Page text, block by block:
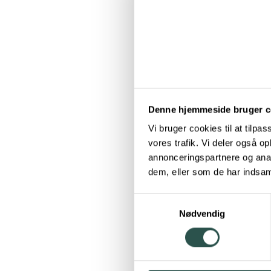
Denne hjemmeside bruger
Vi bruger cookies til at
vores trafik. Vi deler også
annonceringspartnere og
dem, eller som de har
Nødvendig